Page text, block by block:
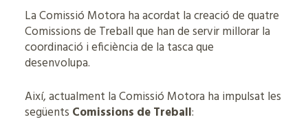
La Comissió Motora ha acordat la creació de quatre
Comissions de Treball que han de servir millorar la
coordinació i eficiència de la tasca que
desenvolupa.
Així, actualment la Comissió Motora ha impulsat les
següents Comissions de Treball: